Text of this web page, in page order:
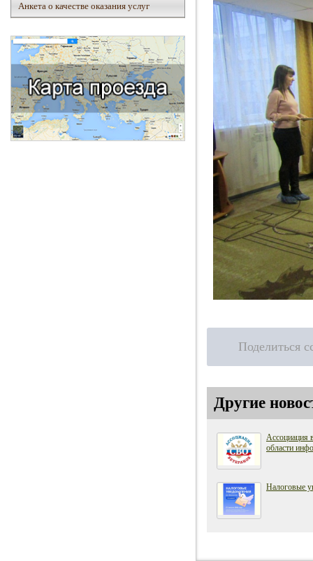
Анкета о качестве оказания услуг
Поделиться
Другие
Ассоциация
области
Налоговые